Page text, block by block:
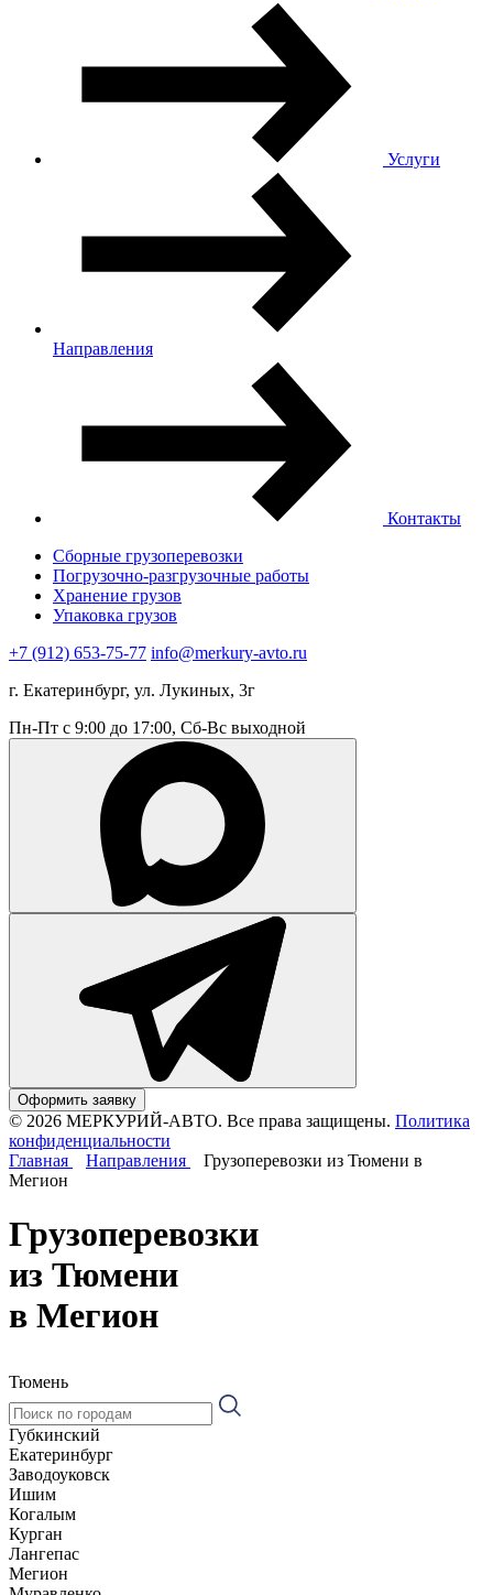
Услуги
Направления
Контакты
Сборные грузоперевозки
Погрузочно-разгрузочные работы
Хранение грузов
Упаковка грузов
+7 (912) 653-75-77 info@merkury-avto.ru
г. Екатеринбург, ул. Лукиных, 3г
Пн-Пт с 9:00 до 17:00, Сб-Вс выходной
Оформить заявку
© 2026 МЕРКУРИЙ-АВТО. Все права защищены. Политика
конфиденциальности
Главная
Направления
Грузоперевозки из Тюмени в
Мегион
Грузоперевозки
из Тюмени
в Мегион
Тюмень
Губкинский
Екатеринбург
Заводоуковск
Ишим
Когалым
Курган
Лангепас
Мегион